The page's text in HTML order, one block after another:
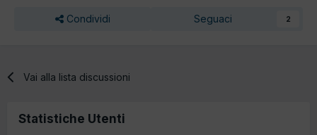
Condividi Seguaci 2
Vai alla lista discussioni
Statistiche Utenti